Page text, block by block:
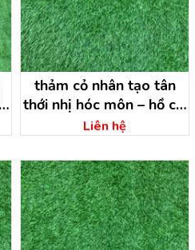
thảm cỏ nhân tạo tân
thới nhị hóc môn – hồ chí
minh
Liên hệ